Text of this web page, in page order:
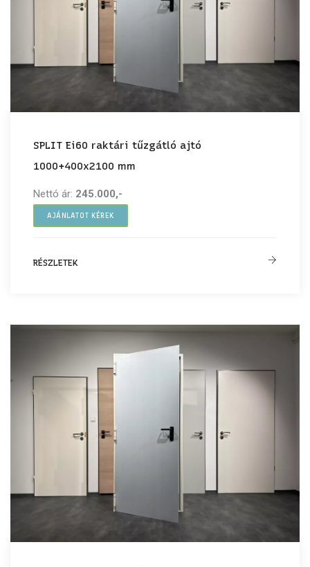
SPLIT Ei60 raktári tűzgátló ajtó
1000+400x2100 mm
Nettó ár: 245.000,-
AJÁNLATOT KÉREK
RÉSZLETEK